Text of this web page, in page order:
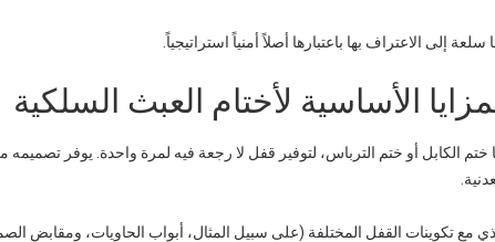
إلى الاعتراف بها باعتبارها أصلاً أمنياً استراتيجياً.
الأساسية لأختام العبث السلكية
الكابل أو ختم الترباس، لتوفير قفل لا رجعة فيه لمرة واحدة. يوفر تصميمه
مع تكوينات القفل المختلفة (على سبيل المثال، أبواب الحاويات، ومقابض